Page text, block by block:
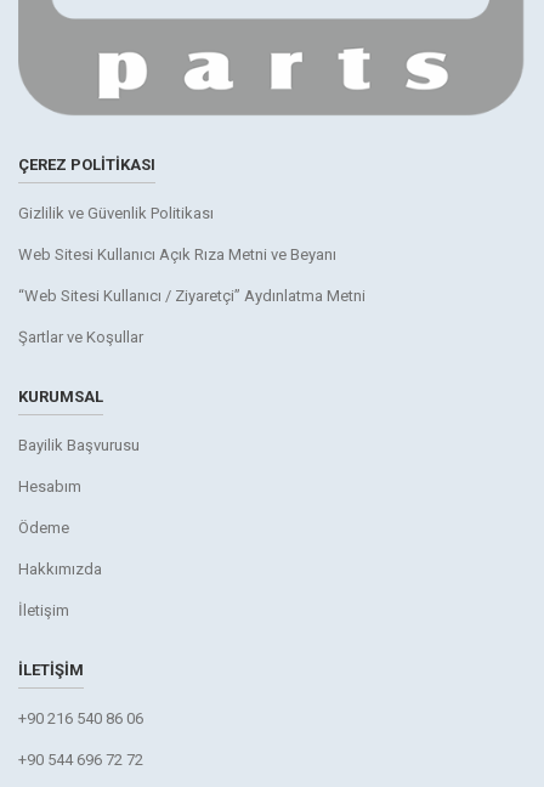
ÇEREZ POLITIKASI
Gizlilik ve Güvenlik Politikası
Web Sitesi Kullanıcı Açık Rıza Metni ve Beyanı
“Web Sitesi Kullanıcı / Ziyaretçi” Aydınlatma Metni
Şartlar ve Koşullar
KURUMSAL
Bayilik Başvurusu
Hesabım
Ödeme
Hakkımızda
İletişim
İLETIŞIM
+90 216 540 86 06
+90 544 696 72 72